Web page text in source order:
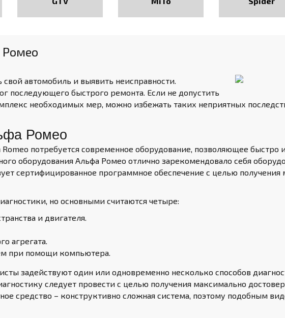
Ромео
свой автомобиль и выявить неисправности.
последующего быстрого ремонта. Если не допустить
необходимых мер, можно избежать таких неприятных
Ромео
потребуется современное оборудование, позволяющее быстро
оборудования Альфа Ромео отлично зарекомендовало себя
сертифицированное программное обеспечение с целью
но основными считаются четыре:
и двигателя.
агрегата.
при помощи компьютера.
задействуют один или одновременно несколько способов
следует провести с целью получения максимально
средство – конструктивно сложная система, поэтому подобным